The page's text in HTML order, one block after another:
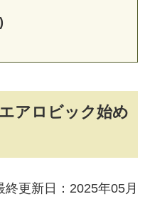
アロビック始め
更新日：2025年05月